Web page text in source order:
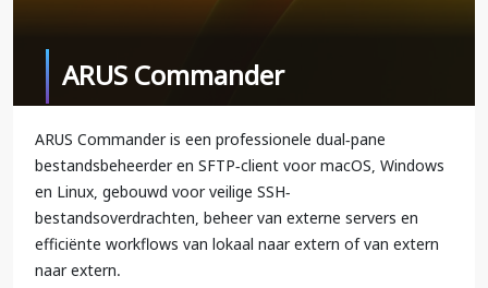
ARUS Commander
ARUS Commander is een professionele dual-pane
bestandsbeheerder en SFTP-client voor macOS, Windows
en Linux, gebouwd voor veilige SSH-
bestandsoverdrachten, beheer van externe servers en
efficiënte workflows van lokaal naar extern of van extern
naar extern.